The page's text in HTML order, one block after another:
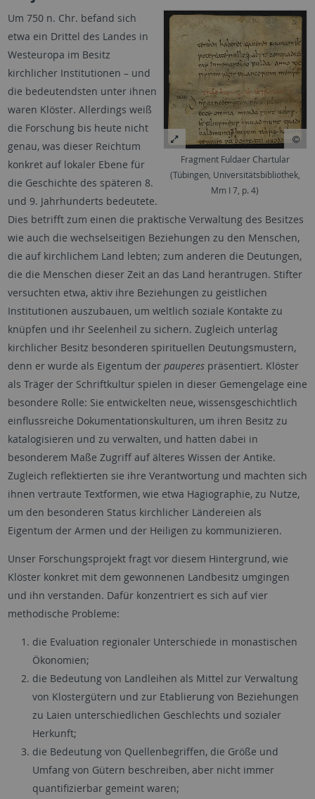
Fragment Fuldaer Chartular
(Tübingen, Universitätsbibliothek,
Mm I 7, p. 4)
Um 750 n. Chr. befand sich
etwa ein Drittel des Landes in
Westeuropa im Besitz
kirchlicher Institutionen – und
die bedeutendsten unter ihnen
waren Klöster. Allerdings weiß
die Forschung bis heute nicht
genau, was dieser Reichtum
konkret auf lokaler Ebene für
die Geschichte des späteren 8.
und 9. Jahrhunderts bedeutete.
Dies betrifft zum einen die praktische Verwaltung des Besitzes
wie auch die wechselseitigen Beziehungen zu den Menschen,
die auf kirchlichem Land lebten; zum anderen die Deutungen,
die die Menschen dieser Zeit an das Land herantrugen. Stifter
versuchten etwa, aktiv ihre Beziehungen zu geistlichen
Institutionen auszubauen, um weltlich soziale Kontakte zu
knüpfen und ihr Seelenheil zu sichern. Zugleich unterlag
kirchlicher Besitz besonderen spirituellen Deutungsmustern,
denn er wurde als Eigentum der pauperes präsentiert. Klöster
als Träger der Schriftkultur spielen in dieser Gemengelage eine
besondere Rolle: Sie entwickelten neue, wissensgeschichtlich
einflussreiche Dokumentationskulturen, um ihren Besitz zu
katalogisieren und zu verwalten, und hatten dabei in
besonderem Maße Zugriff auf älteres Wissen der Antike.
Zugleich reflektierten sie ihre Verantwortung und machten sich
ihnen vertraute Textformen, wie etwa Hagiographie, zu Nutze,
um den besonderen Status kirchlicher Ländereien als
Eigentum der Armen und der Heiligen zu kommunizieren.
Unser Forschungsprojekt fragt vor diesem Hintergrund, wie
Klöster konkret mit dem gewonnenen Landbesitz umgingen
und ihn verstanden. Dafür konzentriert es sich auf vier
methodische Probleme:
die Evaluation regionaler Unterschiede in monastischen
Ökonomien;
die Bedeutung von Landleihen als Mittel zur Verwaltung
von Klostergütern und zur Etablierung von Beziehungen
zu Laien unterschiedlichen Geschlechts und sozialer
Herkunft;
die Bedeutung von Quellenbegriffen, die Größe und
Umfang von Gütern beschreiben, aber nicht immer
quantifizierbar gemeint waren;